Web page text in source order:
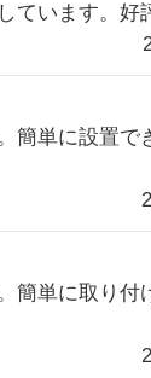
ています。好
簡単に設置で
簡単に取り付